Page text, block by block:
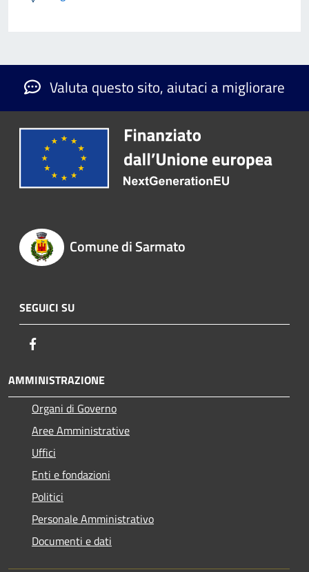
Valuta questo sito, aiutaci a migliorare
Comune di Sarmato
SEGUICI SU
AMMINISTRAZIONE
Organi di Governo
Aree Amministrative
Uffici
Enti e fondazioni
Politici
Personale Amministrativo
Documenti e dati